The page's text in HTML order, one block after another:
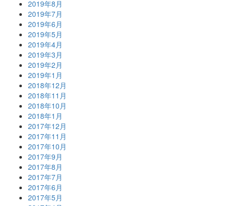
2019年8月
2019年7月
2019年6月
2019年5月
2019年4月
2019年3月
2019年2月
2019年1月
2018年12月
2018年11月
2018年10月
2018年1月
2017年12月
2017年11月
2017年10月
2017年9月
2017年8月
2017年7月
2017年6月
2017年5月